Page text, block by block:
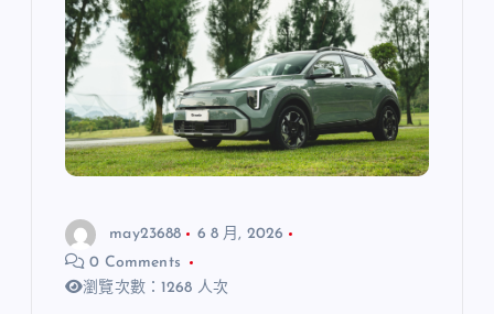
may23688
6 8 月, 2026
0 Comments
瀏覽次數：1268 人次